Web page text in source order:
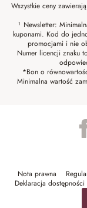
Wszystkie ceny
¹ Newsletter:
kuponami. Kod do
promocjami i nie
Numer licencji znaku
*Bon o
Minimalna wartość
Nota prawna
Deklaracja dostępności